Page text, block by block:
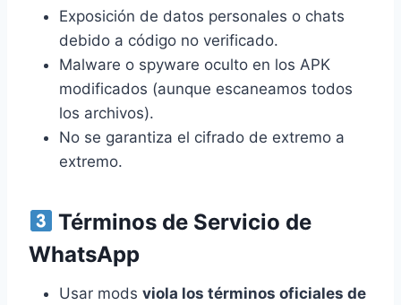
Exposición de datos personales o chats
debido a código no verificado.
Malware o spyware oculto en los APK
modificados (aunque escaneamos todos
los archivos).
No se garantiza el cifrado de extremo a
extremo.
Términos de Servicio de
WhatsApp
Usar mods viola los términos oficiales de